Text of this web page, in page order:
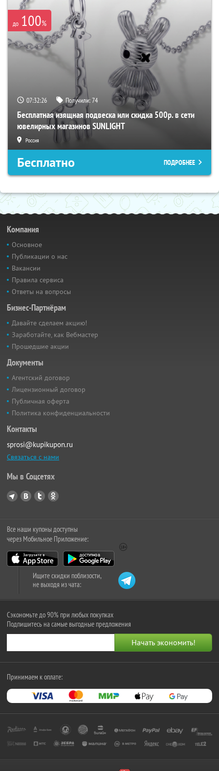
до 100%
07:32:25 Получили:74
Бесплатная изящная подвеска или скидка 500р. в сети
ювелирных магазинов SUNLIGHT
Россия
Бесплатно ПОДРОБНЕЕ
Компания
Основное
Публикации о нас
Вакансии
Правила сервиса
Ответы на вопросы
Бизнес-Партнёрам
Давайте сделаем акцию!
Заработайте, как Вебмастер
Прошедшие акции
Документы
Агентский договор
Лицензионный договор
Публичная оферта
Политика конфиденциальности
Контакты
sprosi@kupikupon.ru
Связаться с нами
Мы в Соцсетях
Все наши купоны доступны
через Мобильное Приложение:
Ищите скидки поблизости,
не выходя из чата:
Сэкономьте до 90% при любых покупках
Подпишитесь на самые выгодные предложения
Принимаем к оплате: